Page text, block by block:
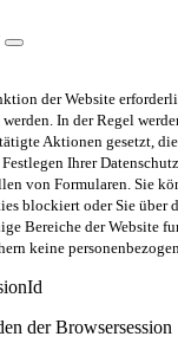
der Website
In der Regel
Aktionen gesetzt,
Ihrer
von Formularen. Sie
blockiert oder Sie über
Bereiche der Website
keine
der Browsersession